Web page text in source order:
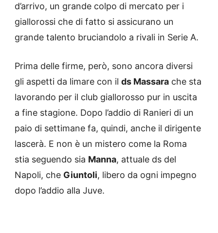
d’arrivo, un grande colpo di mercato per i
giallorossi che di fatto si assicurano un
grande talento bruciandolo a rivali in Serie A.
Prima delle firme, però, sono ancora diversi
gli aspetti da limare con il ds Massara che sta
lavorando per il club giallorosso pur in uscita
a fine stagione. Dopo l’addio di Ranieri di un
paio di settimane fa, quindi, anche il dirigente
lascerà. E non è un mistero come la Roma
stia seguendo sia Manna, attuale ds del
Napoli, che Giuntoli, libero da ogni impegno
dopo l’addio alla Juve.